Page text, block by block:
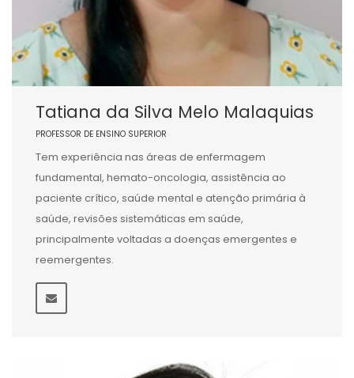
Tatiana da Silva Melo Malaquias
PROFESSOR DE ENSINO SUPERIOR
Tem experiência nas áreas de enfermagem
fundamental, hemato-oncologia, assistência ao
paciente crítico, saúde mental e atenção primária à
saúde, revisões sistemáticas em saúde,
principalmente voltadas a doenças emergentes e
reemergentes.